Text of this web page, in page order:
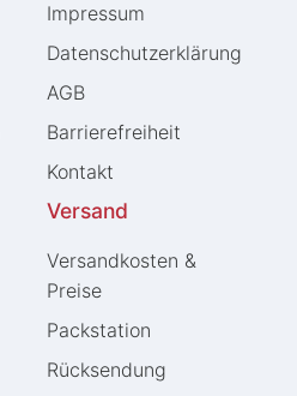
Impressum
Daten­schutz­erklärung
AGB
Barrierefreiheit
Kontakt
Versand
Versandkosten &
Preise
Packstation
Rücksendung